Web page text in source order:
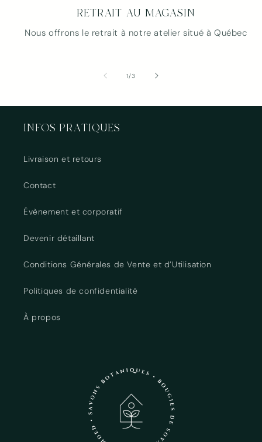
RETRAIT AU MAGASIN
Nous offrons le retrait à notre atelier situé à Québec
1/de
3
INFOS PRATIQUES
Livraison et retours
Contact
Évènement et corporatif
Devenir détaillant
Conditions Générales de Vente et d’Utilisation
Politiques de confidentialité
À propos
Connectez-vous à votre compte pour ajouter
des produits à votre liste de souhaits et afficher